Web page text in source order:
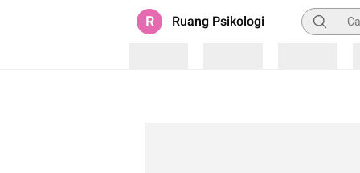
R Ruang Psikologi Pencarian